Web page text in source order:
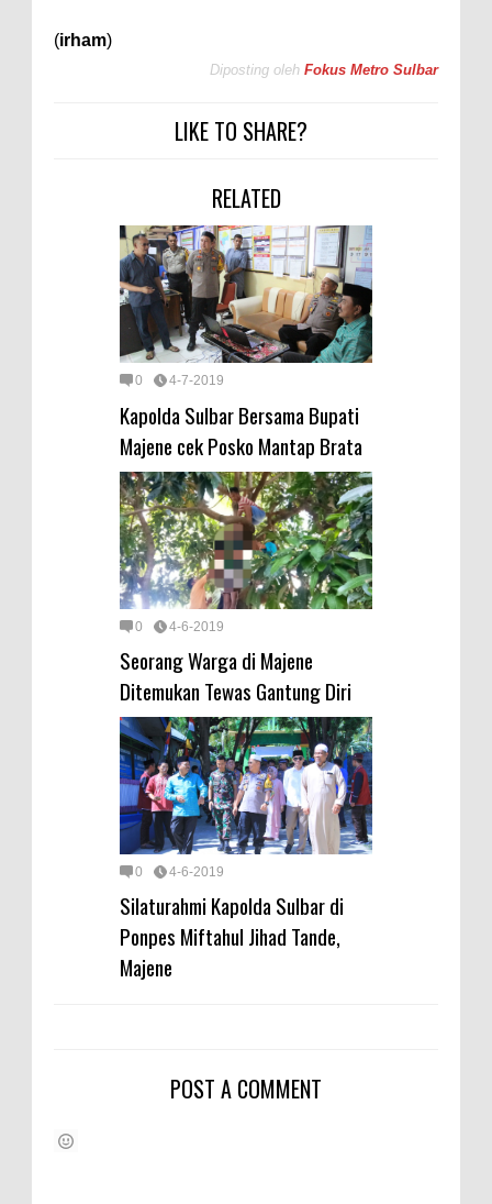
(irham)
Diposting oleh Fokus Metro Sulbar
LIKE TO SHARE?
RELATED
0 4-7-2019
Kapolda Sulbar Bersama Bupati
Majene cek Posko Mantap Brata
0 4-6-2019
Seorang Warga di Majene
Ditemukan Tewas Gantung Diri
0 4-6-2019
Silaturahmi Kapolda Sulbar di
Ponpes Miftahul Jihad Tande,
Majene
POST A COMMENT